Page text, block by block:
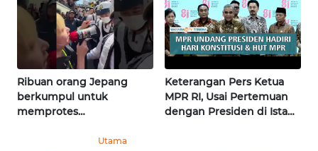
Ribuan orang Jepang
berkumpul untuk
memprotes
pertama di Fujisawa
Keterangan Pers Ketua
MPR RI, Usai Pertemuan
dengan Presiden di Istana
Utama
WN
SULSEL
GORONTALO
WN